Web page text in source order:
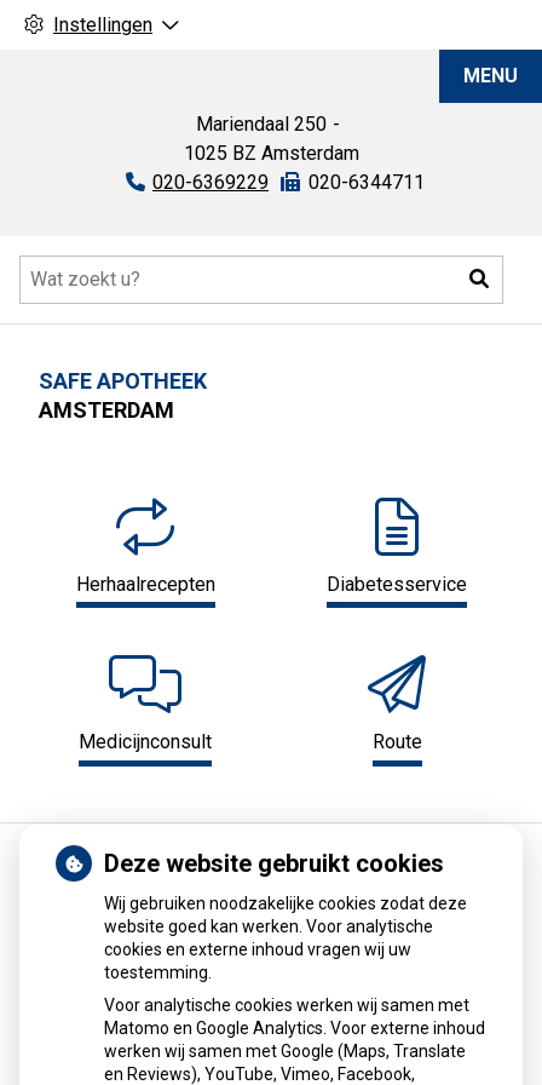
Instellingen
Mariendaal 250
1025 BZ Amsterdam
Tel:
020-6369229 Fax:
020-6344711
MENU
SAFE APOTHEEK
AMSTERDAM
Herhaalrecepten Diabetesservice
Medicijnconsult Route
Home Informatie Geneesmiddelen mee op reis
Geneesmiddelen mee op reis
Gebruikers van geneesmiddelen die onder de opiumwet
vallen kunnen deze niet zomaar meenemen naar het
buitenland. Hiervoor is een verklaring nodig.
Deze website gebruikt cookies
Wij gebruiken noodzakelijke cookies zodat deze
website goed kan werken. Voor analytische
cookies en externe inhoud vragen wij uw
toestemming.
Voor analytische cookies werken wij samen met
Matomo en Google Analytics. Voor externe inhoud
werken wij samen met Google (Maps, Translate
en Reviews), YouTube, Vimeo, Facebook,